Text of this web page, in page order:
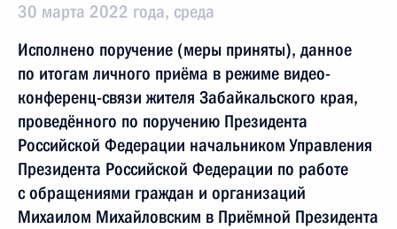
30 марта 2022 года, среда
Исполнено поручение (меры приняты), данное
по итогам личного приёма в режиме видео-
конференц-связи жителя Забайкальского края,
проведённого по поручению Президента
Российской Федерации начальником Управления
Президента Российской Федерации по работе
с обращениями граждан и организаций
Михаилом Михайловским в Приёмной Президента